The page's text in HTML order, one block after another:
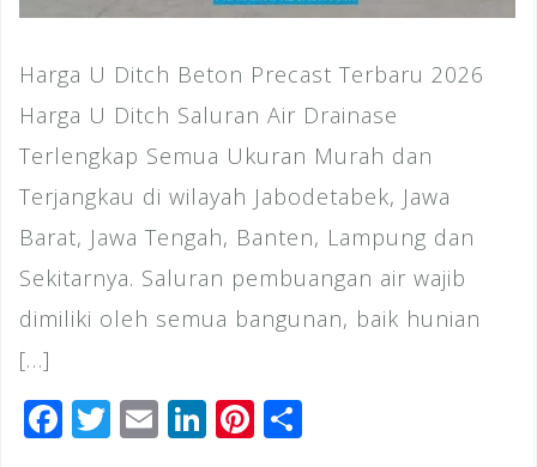
Harga U Ditch Beton Precast Terbaru 2026
Harga U Ditch Saluran Air Drainase
Terlengkap Semua Ukuran Murah dan
Terjangkau di wilayah Jabodetabek, Jawa
Barat, Jawa Tengah, Banten, Lampung dan
Sekitarnya. Saluran pembuangan air wajib
dimiliki oleh semua bangunan, baik hunian
[…]
F T E Li Pi